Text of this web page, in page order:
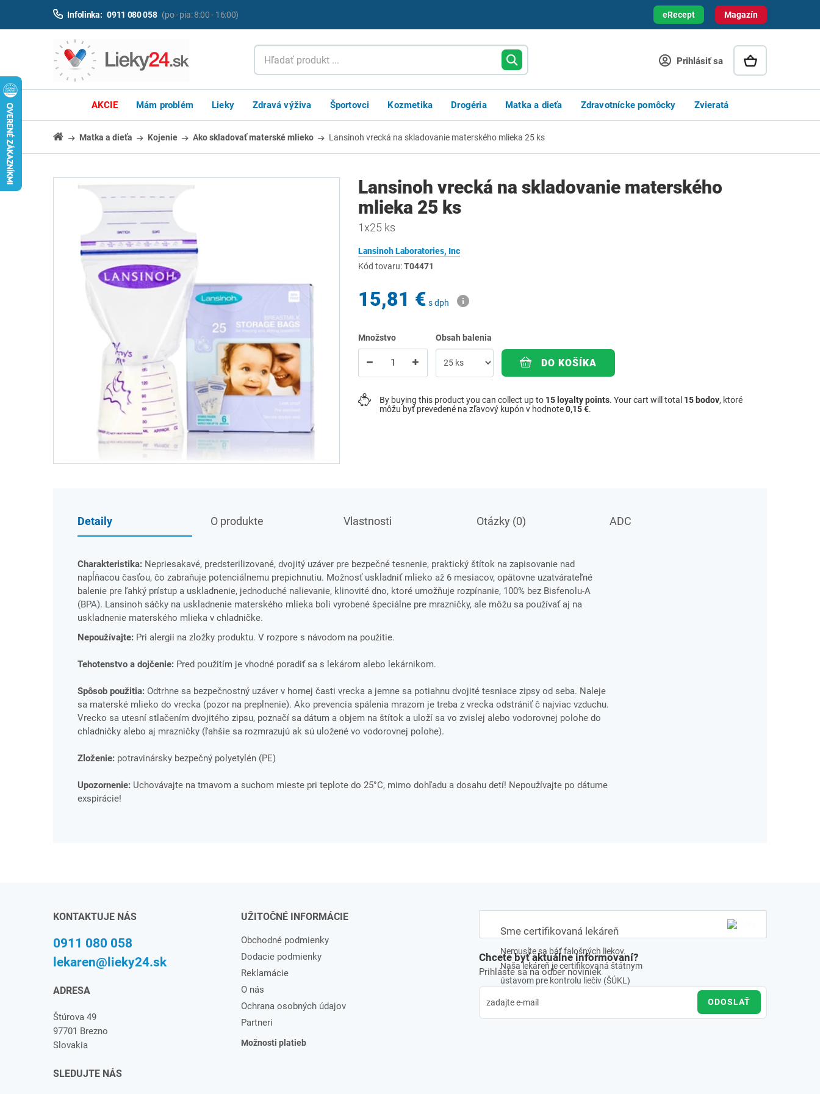
Magazín
Infolinka: 0911 080 058 (po - pia: 8:00 - 16:00) eRecept
Prihlásiť sa
AKCIE Mám problém Lieky Zdravá výživa Športovci Kozmetika Drogéria Matka a dieťa Zdravotnícke pomôcky Zvieratá
Matka a dieťa Kojenie Ako skladovať materské mlieko Lansinoh vrecká na skladovanie materského mlieka 25 ks
Lansinoh vrecká na skladovanie materského
mlieka 25 ks
1x25 ks
Lansinoh Laboratories, Inc
Kód tovaru:T04471
15,81 € s dph
Množstvo Obsah balenia
DO KOŠÍKA
By buying this product you can collect up to 15 loyalty points. Your cart will total 15 bodov, ktoré
môžu byť prevedené na zľavový kupón v hodnote0,15 €.
Detaily O produkte Vlastnosti Otázky (0) ADC
Charakteristika: Nepriesakavé, predsterilizované, dvojitý uzáver pre bezpečné tesnenie, praktický štítok na zapisovanie nad
napĺňacou časťou, čo zabraňuje potenciálnemu prepichnutiu. Možnosť uskladniť mlieko až 6 mesiacov, opätovne uzatvárateľné
balenie pre ľahký prístup a uskladnenie, jednoduché nalievanie, klinovité dno, ktoré umožňuje rozpínanie, 100% bez Bisfenolu-A
(BPA). Lansinoh sáčky na uskladnenie materského mlieka boli vyrobené špeciálne pre mrazničky, ale môžu sa používať aj na
uskladnenie materského mlieka v chladničke.
Nepoužívajte: Pri alergii na zložky produktu. V rozpore s návodom na použitie.
Tehotenstvo a dojčenie: Pred použitím je vhodné poradiť sa s lekárom alebo lekárnikom.
Spôsob použitia: Odtrhne sa bezpečnostný uzáver v hornej časti vrecka a jemne sa potiahnu dvojité tesniace zipsy od seba. Naleje
sa materské mlieko do vrecka (pozor na preplnenie). Ako prevencia spálenia mrazom je treba z vrecka odstrániť č najviac vzduchu.
Vrecko sa utesní stlačením dvojitého zipsu, poznačí sa dátum a objem na štítok a uloží sa vo zvislej alebo vodorovnej polohe do
chladničky alebo aj mrazničky (ľahšie sa rozmrazujú ak sú uložené vo vodorovnej polohe).
Zloženie: potravinársky bezpečný polyetylén (PE)
Upozornenie: Uchovávajte na tmavom a suchom mieste pri teplote do 25°C, mimo dohľadu a dosahu detí! Nepoužívajte po dátume
exspirácie!
Sme certifikovaná lekáreň
Nemusíte sa báť falošných liekov.
Naša lekáreň je certifikovaná štátnym
ústavom pre kontrolu liečiv (ŠÚKL)
KONTAKTUJE NÁS
0911 080 058
lekaren@lieky24.sk
ADRESA
Štúrova 49
97701 Brezno
Slovakia
SLEDUJTE NÁS
UŽITOČNÉ INFORMÁCIE
Obchodné podmienky
Dodacie podmienky
Reklamácie
O nás
Ochrana osobných údajov
Partneri
Možnosti platieb
Chcete byť aktuálne informovaní?
Prihláste sa na odber noviniek
ODOSLAŤ